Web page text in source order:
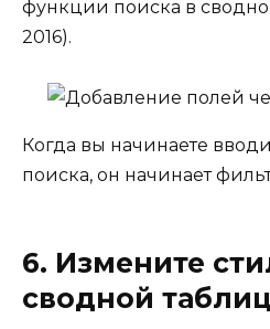
функции поиска в
2016).
Когда вы начинаете
поиска, он начинает
6. Измените
сводной